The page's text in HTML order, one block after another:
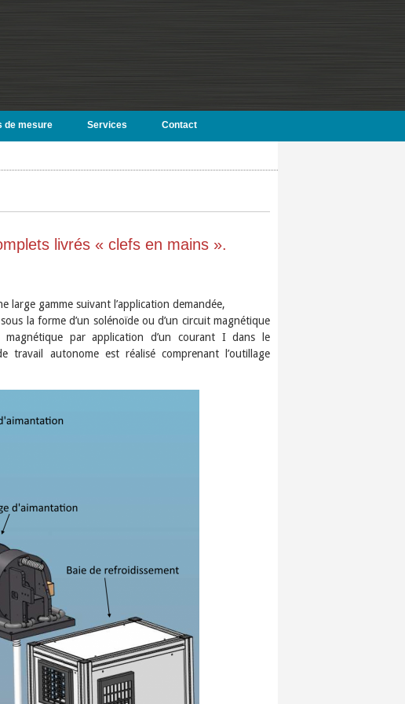
de mesure Services Contact
livrés « clefs en mains ».
large gamme suivant l’application demandée,
la forme d’un solénoïde ou d’un circuit magnétique
par application d’un courant I dans le
autonome est réalisé comprenant l’outillage